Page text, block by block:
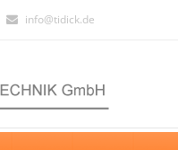
info@tidick.de